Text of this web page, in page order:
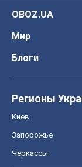
OBOZ.UA
Мир
Блоги
Регионы
Киев
Запорожье
Черкассы